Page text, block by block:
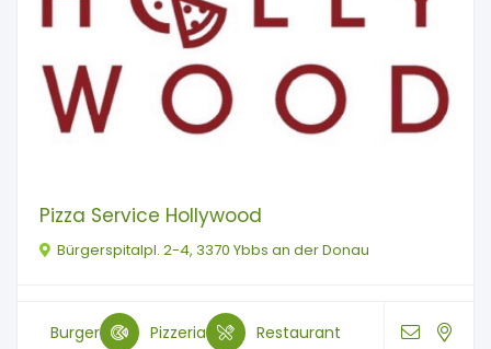
Pizza Service Hollywood
Bürgerspitalpl. 2-4, 3370 Ybbs an der Donau
Burger Pizzeria Restaurant